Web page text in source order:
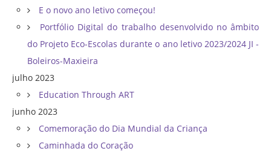
E o novo ano letivo começou!
Portfólio Digital do trabalho desenvolvido no âmbito
do Projeto Eco-Escolas durante o ano letivo 2023/2024 JI -
Boleiros-Maxieira
julho 2023
Education Through ART
junho 2023
Comemoração do Dia Mundial da Criança
Caminhada do Coração